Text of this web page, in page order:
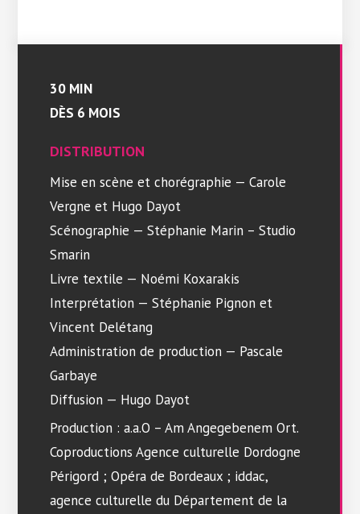
30 MIN
DÈS 6 MOIS
DISTRIBUTION
Mise en scène et chorégraphie — Carole
Vergne et Hugo Dayot
Scénographie — Stéphanie Marin – Studio
Smarin
Livre textile — Noémi Koxarakis
Interprétation — Stéphanie Pignon et
Vincent Delétang
Administration de production — Pascale
Garbaye
Diffusion — Hugo Dayot
Production : a.a.O – Am Angegebenem Ort.
Coproductions Agence culturelle Dordogne
Périgord ; Opéra de Bordeaux ; iddac,
agence culturelle du Département de la